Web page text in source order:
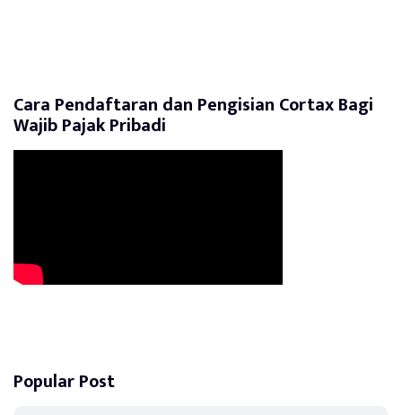
Cara Pendaftaran dan Pengisian Cortax Bagi
Wajib Pajak Pribadi
Popular Post